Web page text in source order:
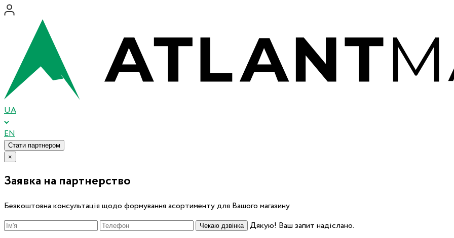
UA
EN
Стати партнером
×
Заявка на партнерство
Безкоштовна консультація щодо формування асортименту для Вашого магазину
Чекаю дзвінка
Дякую! Ваш запит надіслано.